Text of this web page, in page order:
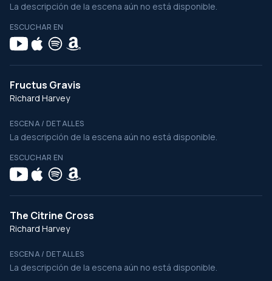
La descripción de la escena aún no está disponible.
ESCUCHAR EN
Fructus Gravis
Richard Harvey
ESCENA / DETALLES
La descripción de la escena aún no está disponible.
ESCUCHAR EN
The Citrine Cross
Richard Harvey
ESCENA / DETALLES
La descripción de la escena aún no está disponible.